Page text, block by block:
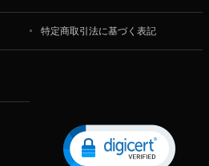
特定商取引法に基づく表記